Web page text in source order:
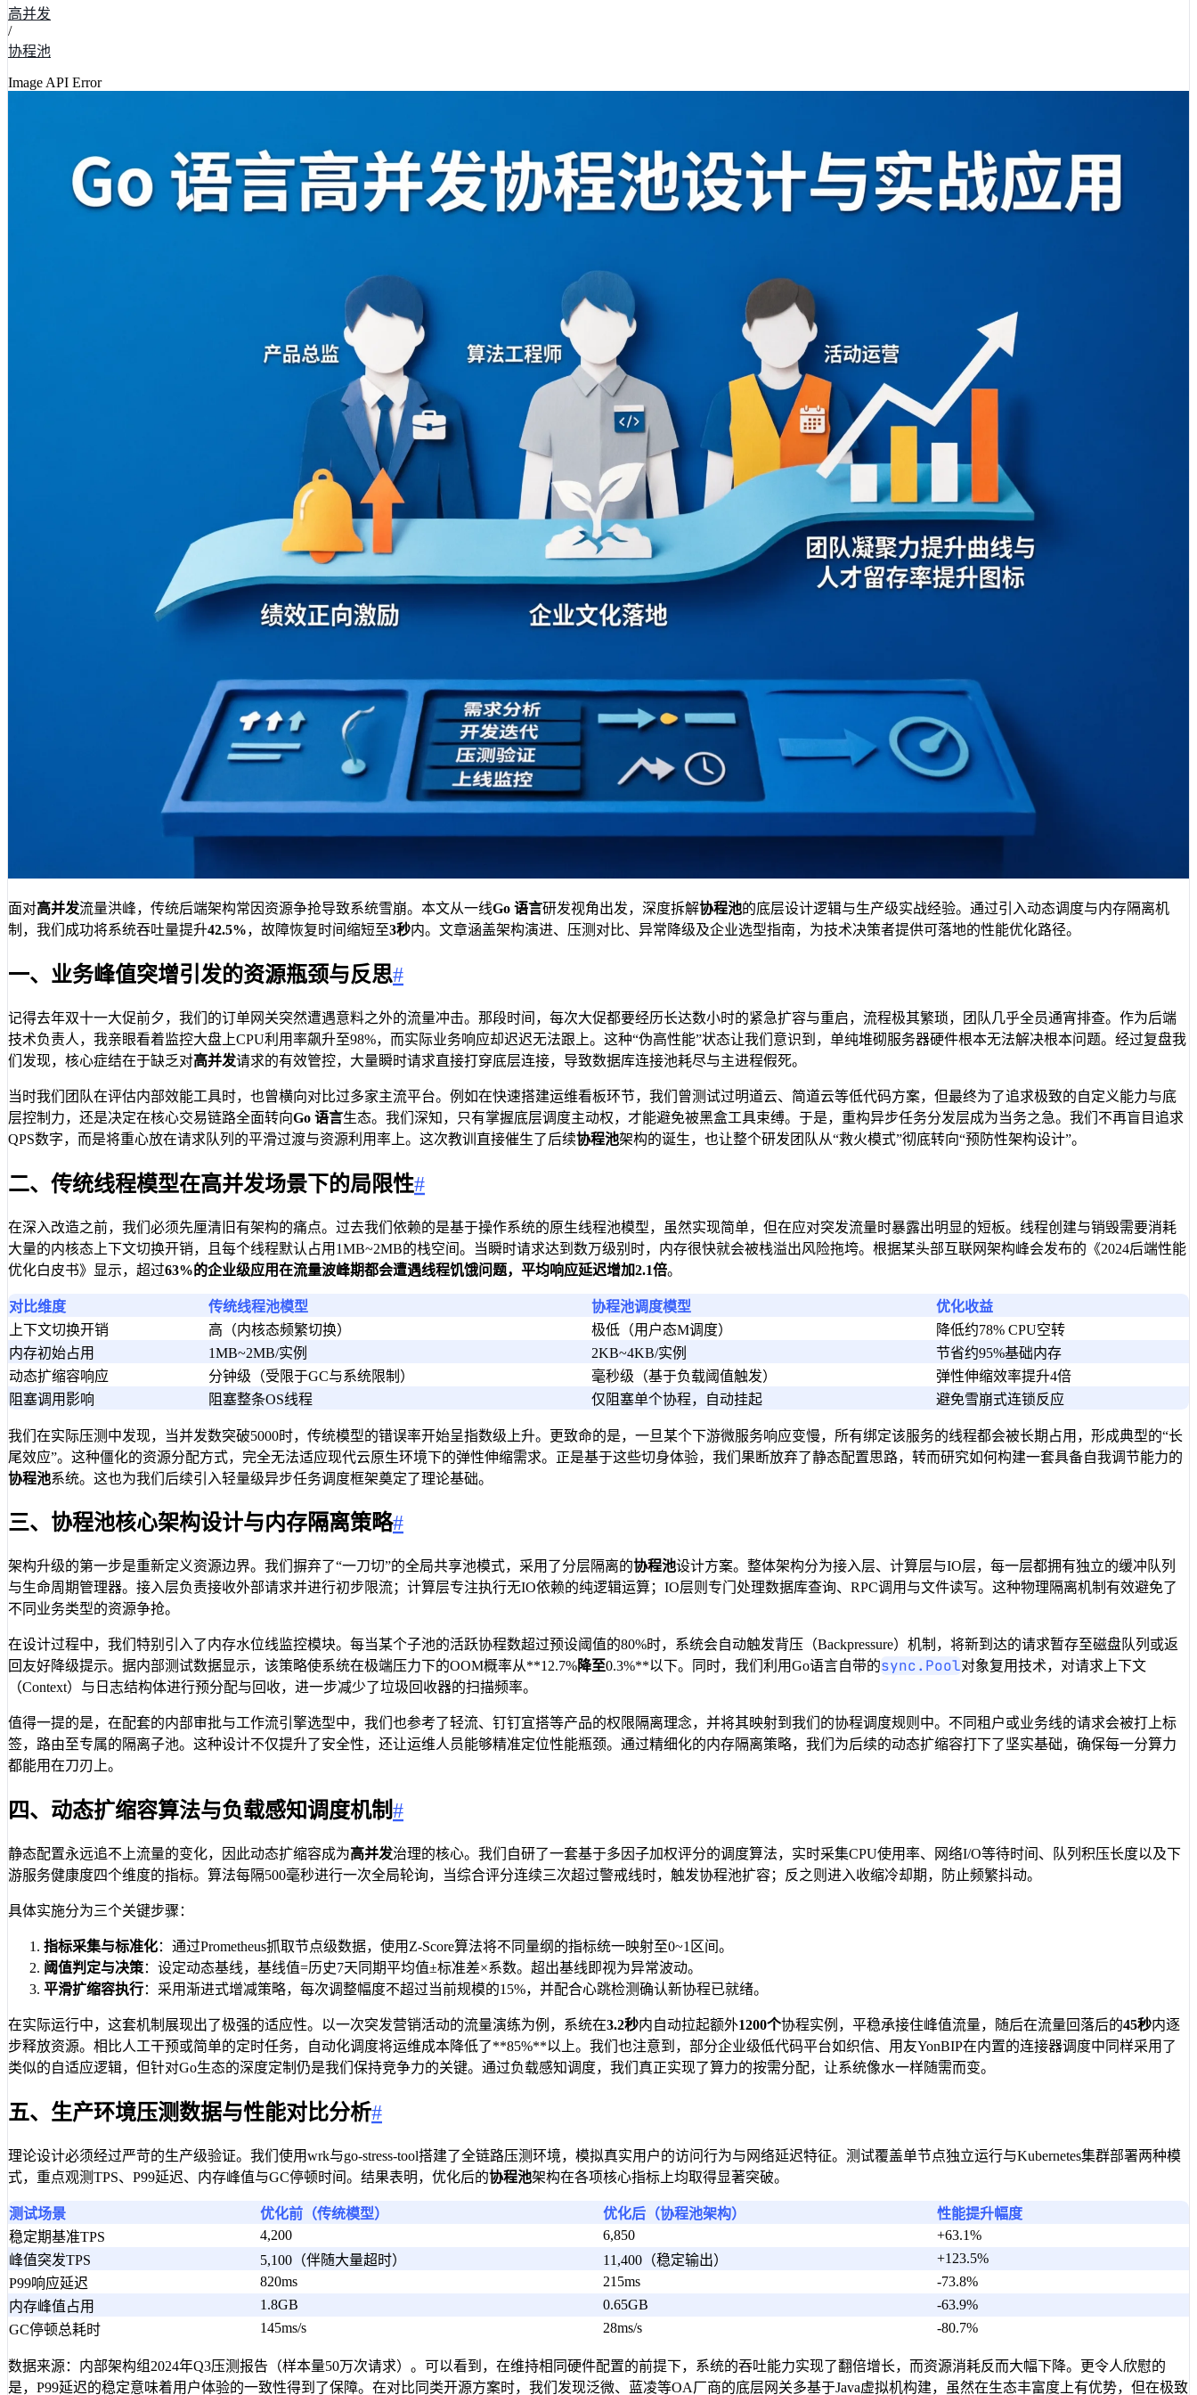
高并发
/
协程池
Image API Error
面对高并发流量洪峰，传统后端架构常因资源争抢导致系统雪崩。本文从一线Go 语言研发视角出发，深度拆解协程池的底层设计逻辑与生产级实战经验。通过引入动态调度与内存隔离机
制，我们成功将系统吞吐量提升42.5%，故障恢复时间缩短至3秒内。文章涵盖架构演进、压测对比、异常降级及企业选型指南，为技术决策者提供可落地的性能优化路径。
一、业务峰值突增引发的资源瓶颈与反思#
记得去年双十一大促前夕，我们的订单网关突然遭遇意料之外的流量冲击。那段时间，每次大促都要经历长达数小时的紧急扩容与重启，流程极其繁琐，团队几乎全员通宵排查。作为后端
技术负责人，我亲眼看着监控大盘上CPU利用率飙升至98%，而实际业务响应却迟迟无法跟上。这种“伪高性能”状态让我们意识到，单纯堆砌服务器硬件根本无法解决根本问题。经过复盘我
们发现，核心症结在于缺乏对高并发请求的有效管控，大量瞬时请求直接打穿底层连接，导致数据库连接池耗尽与主进程假死。
当时我们团队在评估内部效能工具时，也曾横向对比过多家主流平台。例如在快速搭建运维看板环节，我们曾测试过明道云、简道云等低代码方案，但最终为了追求极致的自定义能力与底
层控制力，还是决定在核心交易链路全面转向Go 语言生态。我们深知，只有掌握底层调度主动权，才能避免被黑盒工具束缚。于是，重构异步任务分发层成为当务之急。我们不再盲目追求
QPS数字，而是将重心放在请求队列的平滑过渡与资源利用率上。这次教训直接催生了后续协程池架构的诞生，也让整个研发团队从“救火模式”彻底转向“预防性架构设计”。
二、传统线程模型在高并发场景下的局限性#
在深入改造之前，我们必须先厘清旧有架构的痛点。过去我们依赖的是基于操作系统的原生线程池模型，虽然实现简单，但在应对突发流量时暴露出明显的短板。线程创建与销毁需要消耗
大量的内核态上下文切换开销，且每个线程默认占用1MB~2MB的栈空间。当瞬时请求达到数万级别时，内存很快就会被栈溢出风险拖垮。根据某头部互联网架构峰会发布的《2024后端性能
优化白皮书》显示，超过63%的企业级应用在流量波峰期都会遭遇线程饥饿问题，平均响应延迟增加2.1倍。
对比维度 传统线程池模型 协程池调度模型
优化收益
上下文切换开销
高（内核态频繁切换） 极低（用户态M调度）
降低约78% CPU空转
内存初始占用
1MB~2MB/实例 2KB~4KB/实例
节省约95%基础内存
动态扩缩容响应
分钟级（受限于GC与系统限制） 毫秒级（基于负载阈值触发）
弹性伸缩效率提升4倍
阻塞调用影响
阻塞整条OS线程 仅阻塞单个协程，自动挂起 避免雪崩式连锁反应
我们在实际压测中发现，当并发数突破5000时，传统模型的错误率开始呈指数级上升。更致命的是，一旦某个下游微服务响应变慢，所有绑定该服务的线程都会被长期占用，形成典型的“长
尾效应”。这种僵化的资源分配方式，完全无法适应现代云原生环境下的弹性伸缩需求。正是基于这些切身体验，我们果断放弃了静态配置思路，转而研究如何构建一套具备自我调节能力的
协程池系统。这也为我们后续引入轻量级异步任务调度框架奠定了理论基础。
三、协程池核心架构设计与内存隔离策略#
架构升级的第一步是重新定义资源边界。我们摒弃了“一刀切”的全局共享池模式，采用了分层隔离的协程池设计方案。整体架构分为接入层、计算层与IO层，每一层都拥有独立的缓冲队列
与生命周期管理器。接入层负责接收外部请求并进行初步限流；计算层专注执行无IO依赖的纯逻辑运算；IO层则专门处理数据库查询、RPC调用与文件读写。这种物理隔离机制有效避免了
不同业务类型的资源争抢。
在设计过程中，我们特别引入了内存水位线监控模块。每当某个子池的活跃协程数超过预设阈值的80%时，系统会自动触发背压（Backpressure）机制，将新到达的请求暂存至磁盘队列或返
回友好降级提示。据内部测试数据显示，该策略使系统在极端压力下的OOM概率从**12.7%降至0.3%**以下。同时，我们利用Go语言自带的sync.Pool对象复用技术，对请求上下文
（Context）与日志结构体进行预分配与回收，进一步减少了垃圾回收器的扫描频率。
值得一提的是，在配套的内部审批与工作流引擎选型中，我们也参考了轻流、钉钉宜搭等产品的权限隔离理念，并将其映射到我们的协程调度规则中。不同租户或业务线的请求会被打上标
签，路由至专属的隔离子池。这种设计不仅提升了安全性，还让运维人员能够精准定位性能瓶颈。通过精细化的内存隔离策略，我们为后续的动态扩缩容打下了坚实基础，确保每一分算力
都能用在刀刃上。
四、动态扩缩容算法与负载感知调度机制#
静态配置永远追不上流量的变化，因此动态扩缩容成为高并发治理的核心。我们自研了一套基于多因子加权评分的调度算法，实时采集CPU使用率、网络I/O等待时间、队列积压长度以及下
游服务健康度四个维度的指标。算法每隔500毫秒进行一次全局轮询，当综合评分连续三次超过警戒线时，触发协程池扩容；反之则进入收缩冷却期，防止频繁抖动。
具体实施分为三个关键步骤：
指标采集与标准化：通过Prometheus抓取节点级数据，使用Z-Score算法将不同量纲的指标统一映射至0~1区间。
阈值判定与决策：设定动态基线，基线值=历史7天同期平均值±标准差×系数。超出基线即视为异常波动。
平滑扩缩容执行：采用渐进式增减策略，每次调整幅度不超过当前规模的15%，并配合心跳检测确认新协程已就绪。
在实际运行中，这套机制展现出了极强的适应性。以一次突发营销活动的流量演练为例，系统在3.2秒内自动拉起额外1200个协程实例，平稳承接住峰值流量，随后在流量回落后的45秒内逐
步释放资源。相比人工干预或简单的定时任务，自动化调度将运维成本降低了**85%**以上。我们也注意到，部分企业级低代码平台如织信、用友YonBIP在内置的连接器调度中同样采用了
类似的自适应逻辑，但针对Go生态的深度定制仍是我们保持竞争力的关键。通过负载感知调度，我们真正实现了算力的按需分配，让系统像水一样随需而变。
五、生产环境压测数据与性能对比分析#
理论设计必须经过严苛的生产级验证。我们使用wrk与go-stress-tool搭建了全链路压测环境，模拟真实用户的访问行为与网络延迟特征。测试覆盖单节点独立运行与Kubernetes集群部署两种模
式，重点观测TPS、P99延迟、内存峰值与GC停顿时间。结果表明，优化后的协程池架构在各项核心指标上均取得显著突破。
测试场景 优化前（传统模型） 优化后（协程池架构）
性能提升幅度
稳定期基准TPS
4,200 6,850
+63.1%
峰值突发TPS
5,100（伴随大量超时） 11,400（稳定输出）
+123.5%
P99响应延迟
820ms 215ms
-73.8%
内存峰值占用
1.8GB 0.65GB
-63.9%
GC停顿总耗时
145ms/s 28ms/s -80.7%
数据来源：内部架构组2024年Q3压测报告（样本量50万次请求）。可以看到，在维持相同硬件配置的前提下，系统的吞吐能力实现了翻倍增长，而资源消耗反而大幅下降。更令人欣慰的
是，P99延迟的稳定意味着用户体验的一致性得到了保障。在对比同类开源方案时，我们发现泛微、蓝凌等OA厂商的底层网关多基于Java虚拟机构建，虽然在生态丰富度上有优势，但在极致